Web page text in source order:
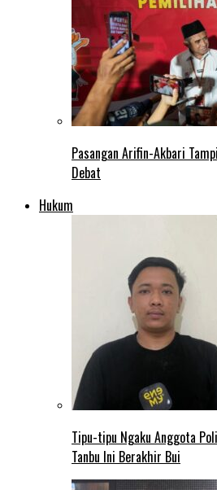
Pasangan Arifin-Akbari
Debat
Hukum
Tipu-tipu Ngaku Anggota
Tanbu Ini Berakhir Bui